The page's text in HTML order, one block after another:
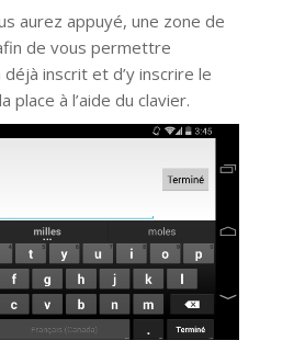
aurez appuyé, une zone de
de vous permettre
déjà inscrit et d’y inscrire le
place à l’aide du clavier.